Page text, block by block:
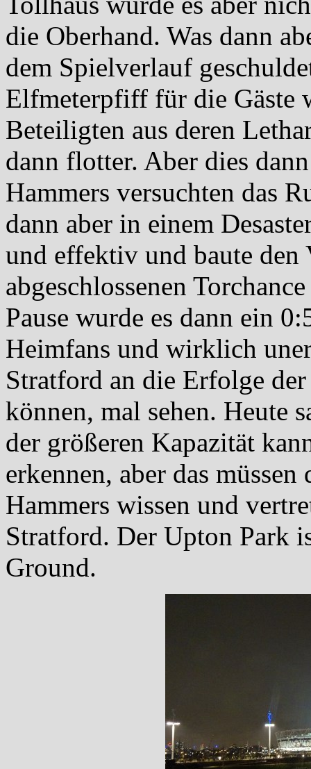
die Oberhand. Was dann
dem Spielverlauf
Elfmeterpfiff für die Gäste
Beteiligten aus deren
dann flotter. Aber dies
Hammers versuchten das
dann aber in einem
und effektiv und baute den
abgeschlossenen
Pause wurde es dann ein
Heimfans und wirklich
Stratford an die Erfolge
können, mal sehen. Heute
der größeren Kapazität
erkennen, aber das
Hammers wissen und
Stratford. Der Upton Park
Ground.